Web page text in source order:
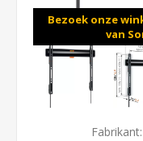
Bezoek onze
van
Fabrikant: